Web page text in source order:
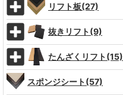
リフト板(27)
抜きリフト(9)
たんざくリフト(15)
スポンジシート(57)